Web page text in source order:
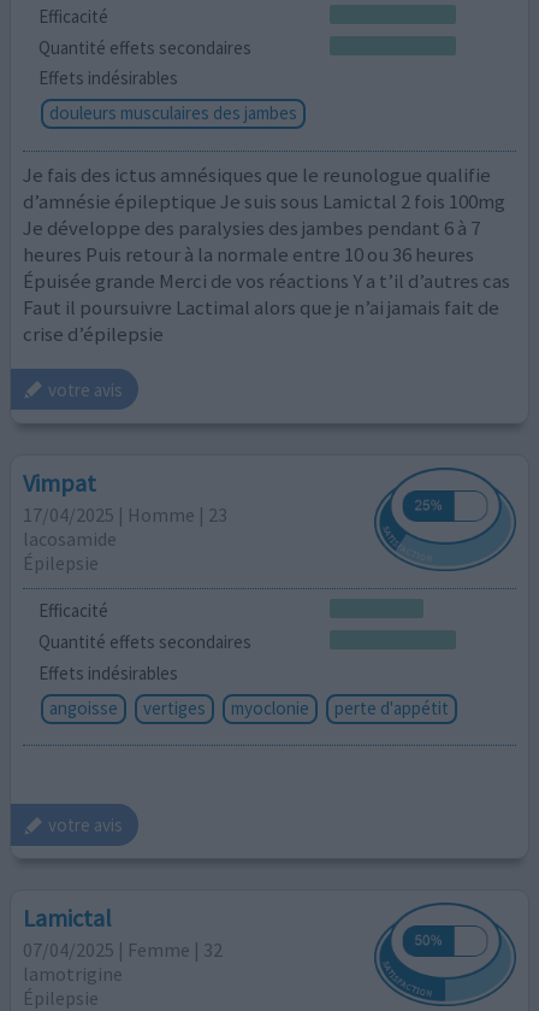
Efficacité
Quantité effets secondaires
Effets indésirables
douleurs musculaires des jambes
Je fais des ictus amnésiques que le reunologue qualifie
d’amnésie épileptique Je suis sous Lamictal 2 fois 100mg
Je développe des paralysies des jambes pendant 6 à 7
heures Puis retour à la normale entre 10 ou 36 heures
Épuisée grande Merci de vos réactions Y a t’il d’autres cas
Faut il poursuivre Lactimal alors que je n’ai jamais fait de
crise d’épilepsie
votre avis
Vimpat
17/04/2025 | Homme | 23
lacosamide
Épilepsie
Efficacité
Quantité effets secondaires
Effets indésirables
angoisse
vertiges myoclonie perte d'appétit
votre avis
Lamictal
07/04/2025 | Femme | 32
lamotrigine
Épilepsie